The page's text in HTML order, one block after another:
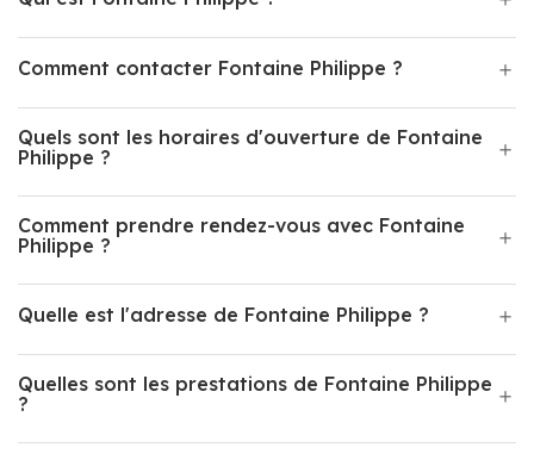
Comment contacter Fontaine Philippe ?
Quels sont les horaires d'ouverture de Fontaine
Philippe ?
Comment prendre rendez-vous avec Fontaine
Philippe ?
Quelle est l'adresse de Fontaine Philippe ?
Quelles sont les prestations de Fontaine Philippe
?